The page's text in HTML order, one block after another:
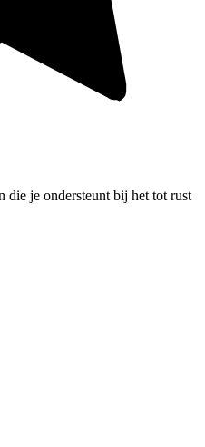
die je ondersteunt bij het tot rust